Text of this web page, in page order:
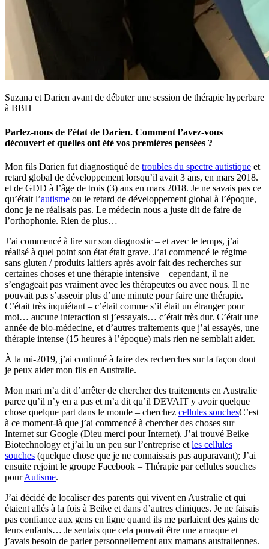
Suzana et Darien avant de débuter une session de thérapie hyperbare
à BBH
Parlez-nous de l’état de Darien. Comment l’avez-vous
découvert et quelles ont été vos premières pensées ?
Mon fils Darien fut diagnostiqué de troubles du spectre autistique et
retard global de développement lorsqu’il avait 3 ans, en mars 2018.
et de GDD à l’âge de trois (3) ans en mars 2018. Je ne savais pas ce
qu’était l’autisme ou le retard de développement global à l’époque,
donc je ne réalisais pas. Le médecin nous a juste dit de faire de
l’orthophonie. Rien de plus…
J’ai commencé à lire sur son diagnostic – et avec le temps, j’ai
réalisé à quel point son état était grave. J’ai commencé le régime
sans gluten / produits laitiers après avoir fait des recherches sur
certaines choses et une thérapie intensive – cependant, il ne
s’engageait pas vraiment avec les thérapeutes ou avec nous. Il ne
pouvait pas s’asseoir plus d’une minute pour faire une thérapie.
C’était très inquiétant – c’était comme s’il était un étranger pour
moi… aucune interaction si j’essayais… c’était très dur. C’était une
année de bio-médecine, et d’autres traitements que j’ai essayés, une
thérapie intense (15 heures à l’époque) mais rien ne semblait aider.
À la mi-2019, j’ai continué à faire des recherches sur la façon dont
je peux aider mon fils en Australie.
Mon mari m’a dit d’arrêter de chercher des traitements en Australie
parce qu’il n’y en a pas et m’a dit qu’il DEVAIT y avoir quelque
chose quelque part dans le monde – cherchez cellules souchesC’est
à ce moment-là que j’ai commencé à chercher des choses sur
Internet sur Google (Dieu merci pour Internet). J’ai trouvé Beike
Biotechnology et j’ai lu un peu sur l’entreprise et les cellules
souches (quelque chose que je ne connaissais pas auparavant); J’ai
ensuite rejoint le groupe Facebook – Thérapie par cellules souches
pourAutisme.
J’ai décidé de localiser des parents qui vivent en Australie et qui
étaient allés à la fois à Beike et dans d’autres cliniques. Je ne faisais
pas confiance aux gens en ligne quand ils me parlaient des gains de
leurs enfants… Je sentais que cela pouvait être une arnaque et
j’avais besoin de parler personnellement aux mamans australiennes.